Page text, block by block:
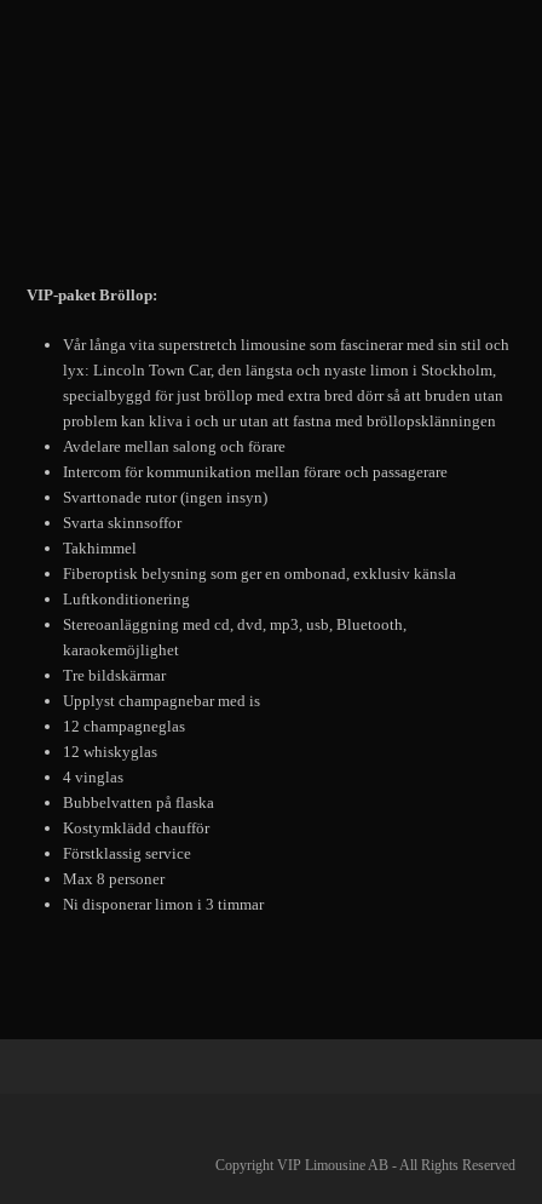
VIP-paket Bröllop:
Vår långa vita superstretch limousine som fascinerar med sin stil och
lyx: Lincoln Town Car, den längsta och nyaste limon i Stockholm,
specialbyggd för just bröllop med extra bred dörr så att bruden utan
problem kan kliva i och ur utan att fastna med bröllopsklänningen
Avdelare mellan salong och förare
Intercom för kommunikation mellan förare och passagerare
Svarttonade rutor (ingen insyn)
Svarta skinnsoffor
Takhimmel
Fiberoptisk belysning som ger en ombonad, exklusiv känsla
Luftkonditionering
Stereoanläggning med cd, dvd, mp3, usb, Bluetooth,
karaokemöjlighet
Tre bildskärmar
Upplyst champagnebar med is
12 champagneglas
12 whiskyglas
4 vinglas
Bubbelvatten på flaska
Kostymklädd chaufför
Förstklassig service
Max 8 personer
Ni disponerar limon i 3 timmar
Copyright VIP Limousine AB - All Rights Reserved